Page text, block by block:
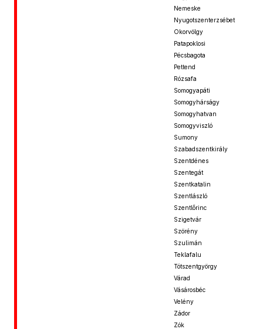
Nemeske
Nyugotszenterzsébet
Okorvölgy
Patapoklosi
Pécsbagota
Pettend
Rózsafa
Somogyapáti
Somogyhárságy
Somogyhatvan
Somogyviszló
Sumony
Szabadszentkirály
Szentdénes
Szentegát
Szentkatalin
Szentlászló
Szentlőrinc
Szigetvár
Szörény
Szulimán
Teklafalu
Tótszentgyörgy
Várad
Vásárosbéc
Velény
Zádor
Zók